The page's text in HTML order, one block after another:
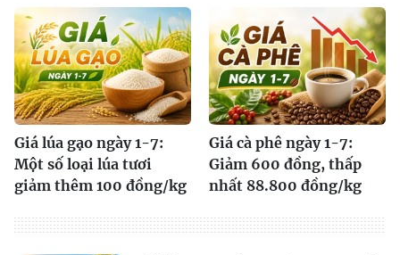
Giá lúa gạo ngày 1-7:
Một số loại lúa tươi
giảm thêm 100 đồng/kg
Giá cà phê ngày 1-7:
Giảm 600 đồng, thấp
nhất 88.800 đồng/kg